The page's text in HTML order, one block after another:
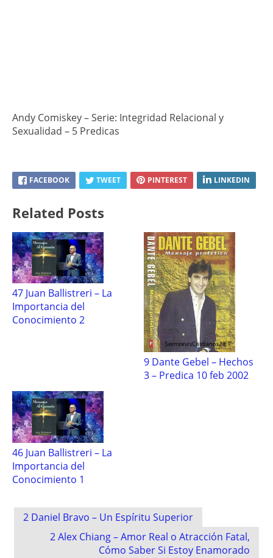
Andy Comiskey – Serie: Integridad Relacional y
Sexualidad – 5 Predicas
FACEBOOK TWEET PINTEREST LINKEDIN
Related Posts
47 Juan Ballistreri – La
Importancia del
Conocimiento 2
9 Dante Gebel – Hechos
3 – Predica 10 feb 2002
46 Juan Ballistreri – La
Importancia del
Conocimiento 1
Post
navigation
2 Daniel Bravo – Un Espíritu Superior
2 Alex Chiang – Amor Real o Atracción Fatal,
Cómo Saber Si Estoy Enamorado